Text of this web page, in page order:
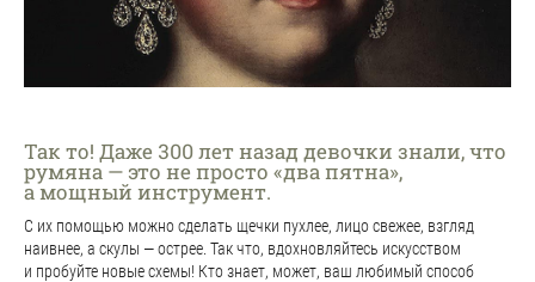
Так то! Даже 300 лет назад девочки знали, что
румяна — это не просто «два пятна»,
а мощный инструмент.
С их помощью можно сделать щечки пухлее, лицо свежее, взгляд
наивнее, а скулы — острее. Так что, вдохновляйтесь искусством
и пробуйте новые схемы! Кто знает, может, ваш любимый способ